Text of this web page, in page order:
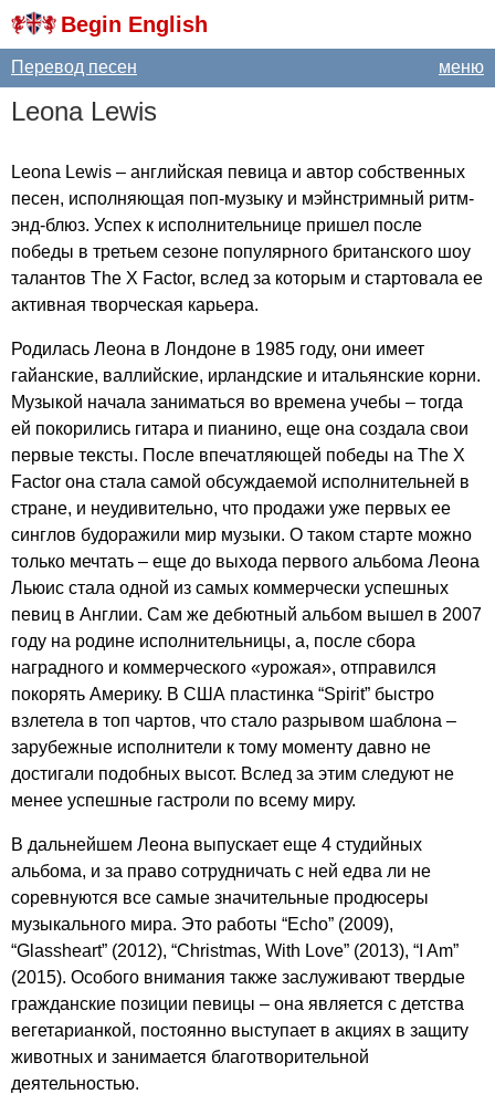
Begin English
меню
Перевод песен
Leona Lewis
Leona Lewis – английская певица и автор собственных
песен, исполняющая поп-музыку и мэйнстримный ритм-
энд-блюз. Успех к исполнительнице пришел после
победы в третьем сезоне популярного британского шоу
талантов The X Factor, вслед за которым и стартовала ее
активная творческая карьера.
Родилась Леона в Лондоне в 1985 году, они имеет
гайанские, валлийские, ирландские и итальянские корни.
Музыкой начала заниматься во времена учебы – тогда
ей покорились гитара и пианино, еще она создала свои
первые тексты. После впечатляющей победы на The X
Factor она стала самой обсуждаемой исполнительней в
стране, и неудивительно, что продажи уже первых ее
синглов будоражили мир музыки. О таком старте можно
только мечтать – еще до выхода первого альбома Леона
Льюис стала одной из самых коммерчески успешных
певиц в Англии. Сам же дебютный альбом вышел в 2007
году на родине исполнительницы, а, после сбора
наградного и коммерческого «урожая», отправился
покорять Америку. В США пластинка “Spirit” быстро
взлетела в топ чартов, что стало разрывом шаблона –
зарубежные исполнители к тому моменту давно не
достигали подобных высот. Вслед за этим следуют не
менее успешные гастроли по всему миру.
В дальнейшем Леона выпускает еще 4 студийных
альбома, и за право сотрудничать с ней едва ли не
соревнуются все самые значительные продюсеры
музыкального мира. Это работы “Echo” (2009),
“Glassheart” (2012), “Christmas, With Love” (2013), “ Am”
(2015). Особого внимания также заслуживают твердые
гражданские позиции певицы – она является с детства
вегетарианкой, постоянно выступает в акциях в защиту
животных и занимается благотворительной
деятельностью.